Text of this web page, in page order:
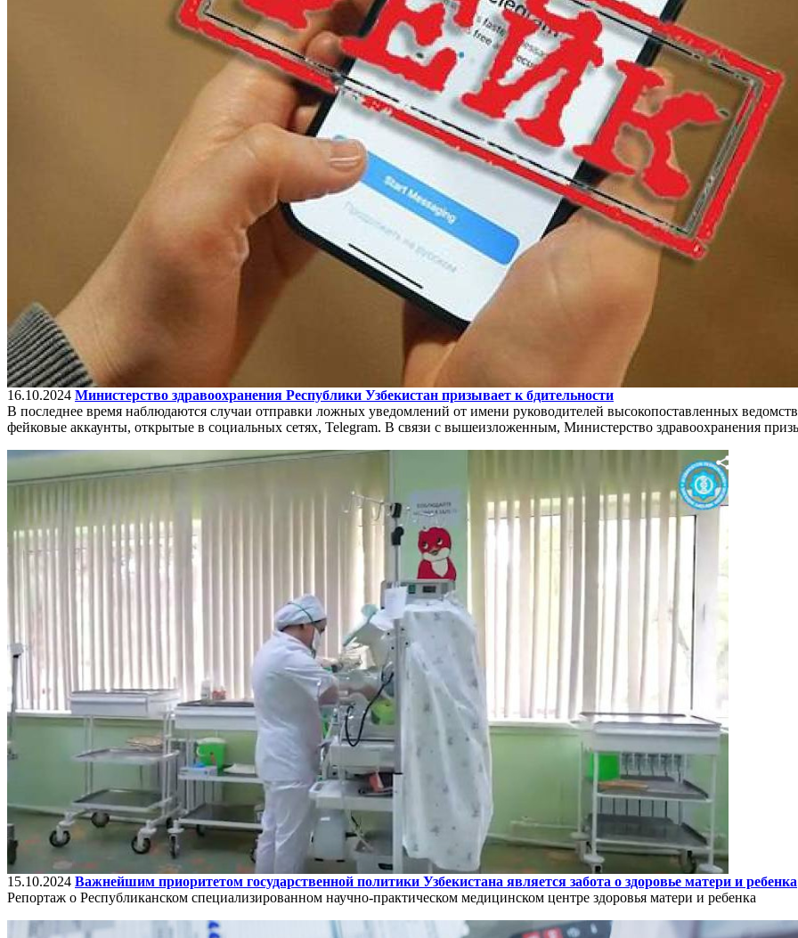
16.10.2024 Министерство здравоохранения Республики Узбекистан призывает к бдительности
В последнее время наблюдаются случаи отправки ложных уведомлений от имени руководителей высокопоставленных
фейковые аккаунты, открытые в социальных сетях, Telegram. В связи с вышеизложенным, Министерство здравоохранения
15.10.2024 Важнейшим приоритетом государственной политики Узбекистана является забота о здоровье матери и ребенка
Репортаж о Республиканском специализированном научно-практическом медицинском центре здоровья матери и ребенка